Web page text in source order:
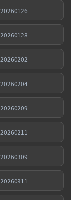
20260126
20260128
20260202
20260204
20260209
20260211
20260309
20260311